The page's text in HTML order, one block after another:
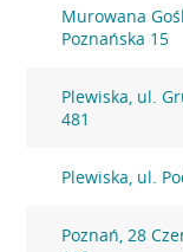
Murowana
Poznańska 15
Plewiska, ul.
481
Plewiska, ul.
Poznań, 28